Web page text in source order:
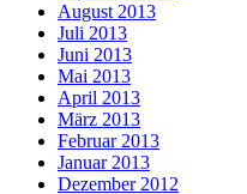
August 2013
Juli 2013
Juni 2013
Mai 2013
April 2013
März 2013
Februar 2013
Januar 2013
Dezember 2012